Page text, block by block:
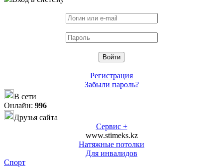
Регистрация
Забыли пароль?
В сети
Онлайн: 996
Друзья сайта
Сервис +
www.stimeks.kz
Натяжные потолки
Для инвалидов
Спорт